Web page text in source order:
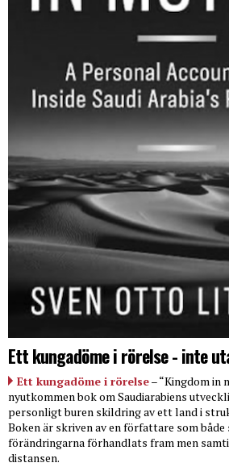
Ett kungadöme i rörelse - inte
Ett kungadöme i rörelse– “Kingdom in
nyutkommen bok om Saudiarabiens
personligt buren skildring av ett land i
Boken är skriven av en författare som
förändringarna förhandlats fram men
distansen.